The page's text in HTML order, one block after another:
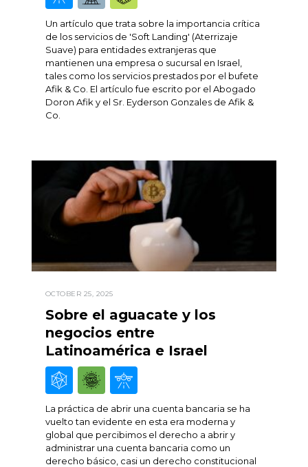
Un artículo que trata sobre la importancia crítica
de los servicios de 'Soft Landing' (Aterrizaje
Suave) para entidades extranjeras que
mantienen una empresa o sucursal en Israel,
tales como los servicios prestados por el bufete
Afik & Co. El artículo fue escrito por el Abogado
Doron Afik y el Sr. Eyderson Gonzales de Afik &
Co.
OCTOBER 25, 2025
Sobre el aguacate y los
negocios entre
Latinoamérica e Israel
La práctica de abrir una cuenta bancaria se ha
vuelto tan evidente en esta era moderna y
global que percibimos el derecho a abrir y
administrar una cuenta bancaria como un
derecho básico, casi un derecho constitucional